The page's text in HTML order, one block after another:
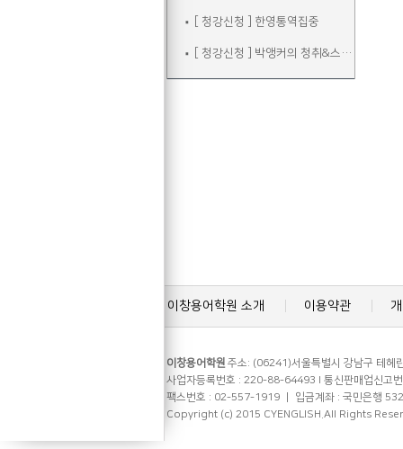
[ 청강신청 ] 한영통역집중
[ 청강신청 ] 박앵커의 청취&스피킹 주말
이창용어학원 소개 이용약관
이창용어학원 주소: (06241)서울특별시 강남구 테헤
사업자등록번호 : 220-88-64493 l 통신판매업신고
팩스번호 : 02-557-1919 ㅣ 입금계좌 : 국민은행
Copyright (c) 2015 CYENGLISH.All Rights